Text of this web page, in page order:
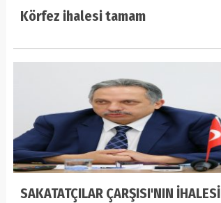
Körfez ihalesi tamam
SAKATATÇILAR ÇARŞISI'NIN İHALESİ